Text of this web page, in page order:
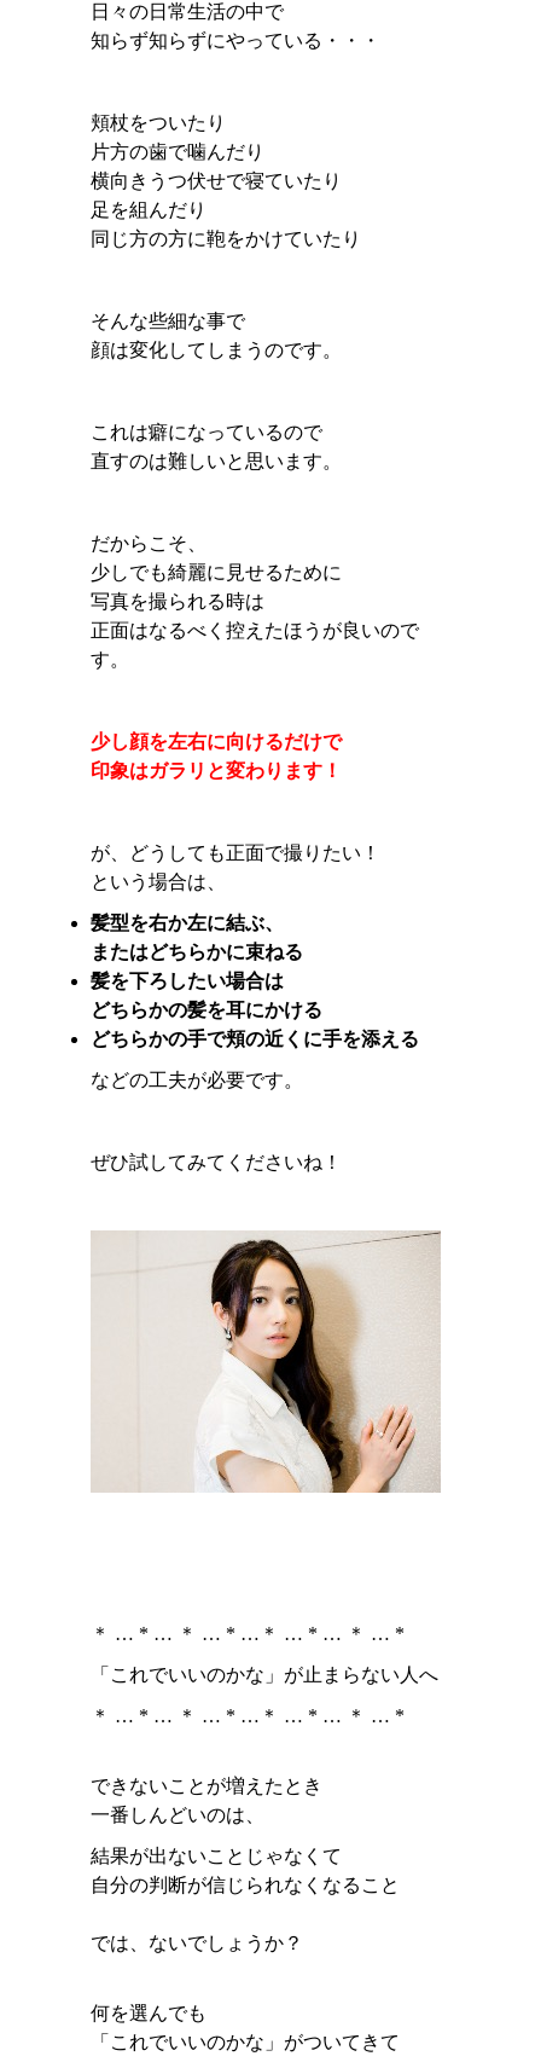
日々の日常生活の中で
知らず知らずにやっている・・・
頬杖をついたり
片方の歯で噛んだり
横向きうつ伏せで寝ていたり
足を組んだり
同じ方の方に鞄をかけていたり
そんな些細な事で
顔は変化してしまうのです。
これは癖になっているので
直すのは難しいと思います。
だからこそ、
少しでも綺麗に見せるために
写真を撮られる時は
正面はなるべく控えたほうが良いので
す。
少し顔を左右に向けるだけで
印象はガラリと変わります！
が、どうしても正面で撮りたい！
という場合は、
髪型を右か左に結ぶ、
またはどちらかに束ねる
髪を下ろしたい場合は
どちらかの髪を耳にかける
どちらかの手で頬の近くに手を添える
などの工夫が必要です。
ぜひ試してみてくださいね！
＊ … * … ＊ … * …＊ … * … ＊ … *
「これでいいのかな」が止まらない人へ
＊ … * … ＊ … * …＊ … * … ＊ … *
できないことが増えたとき
一番しんどいのは、
結果が出ないことじゃなくて
自分の判断が信じられなくなること
では、ないでしょうか？
何を選んでも
「これでいいのかな」がついてきて